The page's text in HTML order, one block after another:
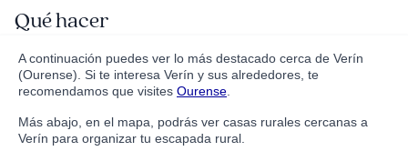
Qué hacer
A continuación puedes ver lo más destacado cerca de Verín
(Ourense). Si te interesa Verín y sus alrededores, te
recomendamos que visites Ourense
Más abajo, en el mapa, podrás ver casas rurales cercanas a
Verín para organizar tu escapada rural.